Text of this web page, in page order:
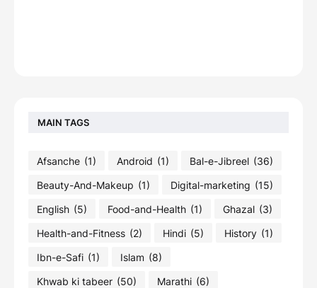
MAIN TAGS
Afsanche (1) Android (1) Bal-e-Jibreel (36)
Beauty-And-Makeup (1) Digital-marketing (15)
English (5) Food-and-Health (1) Ghazal (3)
Health-and-Fitness (2) Hindi (5) History (1)
Ibn-e-Safi (1) Islam (8)
Khwab ki tabeer (50) Marathi (6)